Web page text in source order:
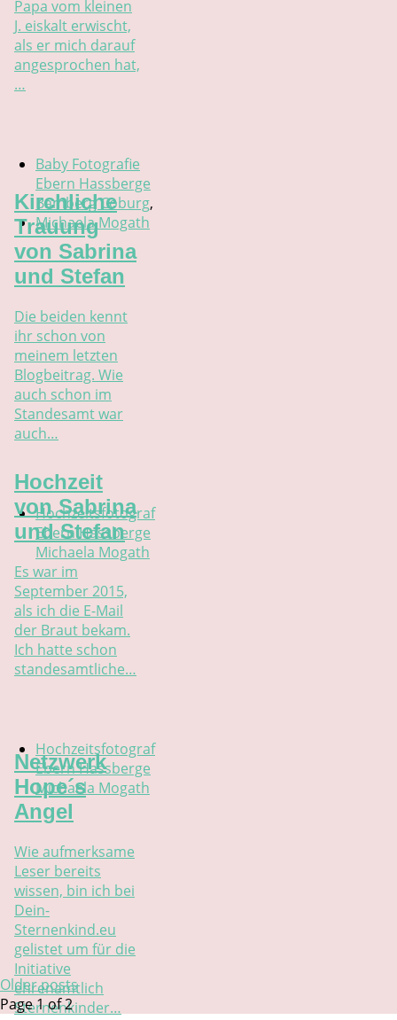
Papa vom kleinen
J. eiskalt erwischt,
als er mich darauf
angesprochen hat,
…
Baby Fotografie
Ebern Hassberge
Bamberg Coburg,
Michaela Mogath
Kirchliche
Trauung
von Sabrina
und Stefan
Die beiden kennt
ihr schon von
meinem letzten
Blogbeitrag. Wie
auch schon im
Standesamt war
auch…
Hochzeitsfotograf
Ebern Hassberge
Michaela Mogath
Hochzeit
von Sabrina
und Stefan
Es war im
September 2015,
als ich die E-Mail
der Braut bekam.
Ich hatte schon
standesamtliche…
Hochzeitsfotograf
Ebern Hassberge
Michaela Mogath
Netzwerk
Hope´s
Angel
Wie aufmerksame
Leser bereits
wissen, bin ich bei
Dein-
Sternenkind.eu
gelistet um für die
Initiative
ehrenamtlich
Sternenkinder…
Older posts
Page 1 of 2